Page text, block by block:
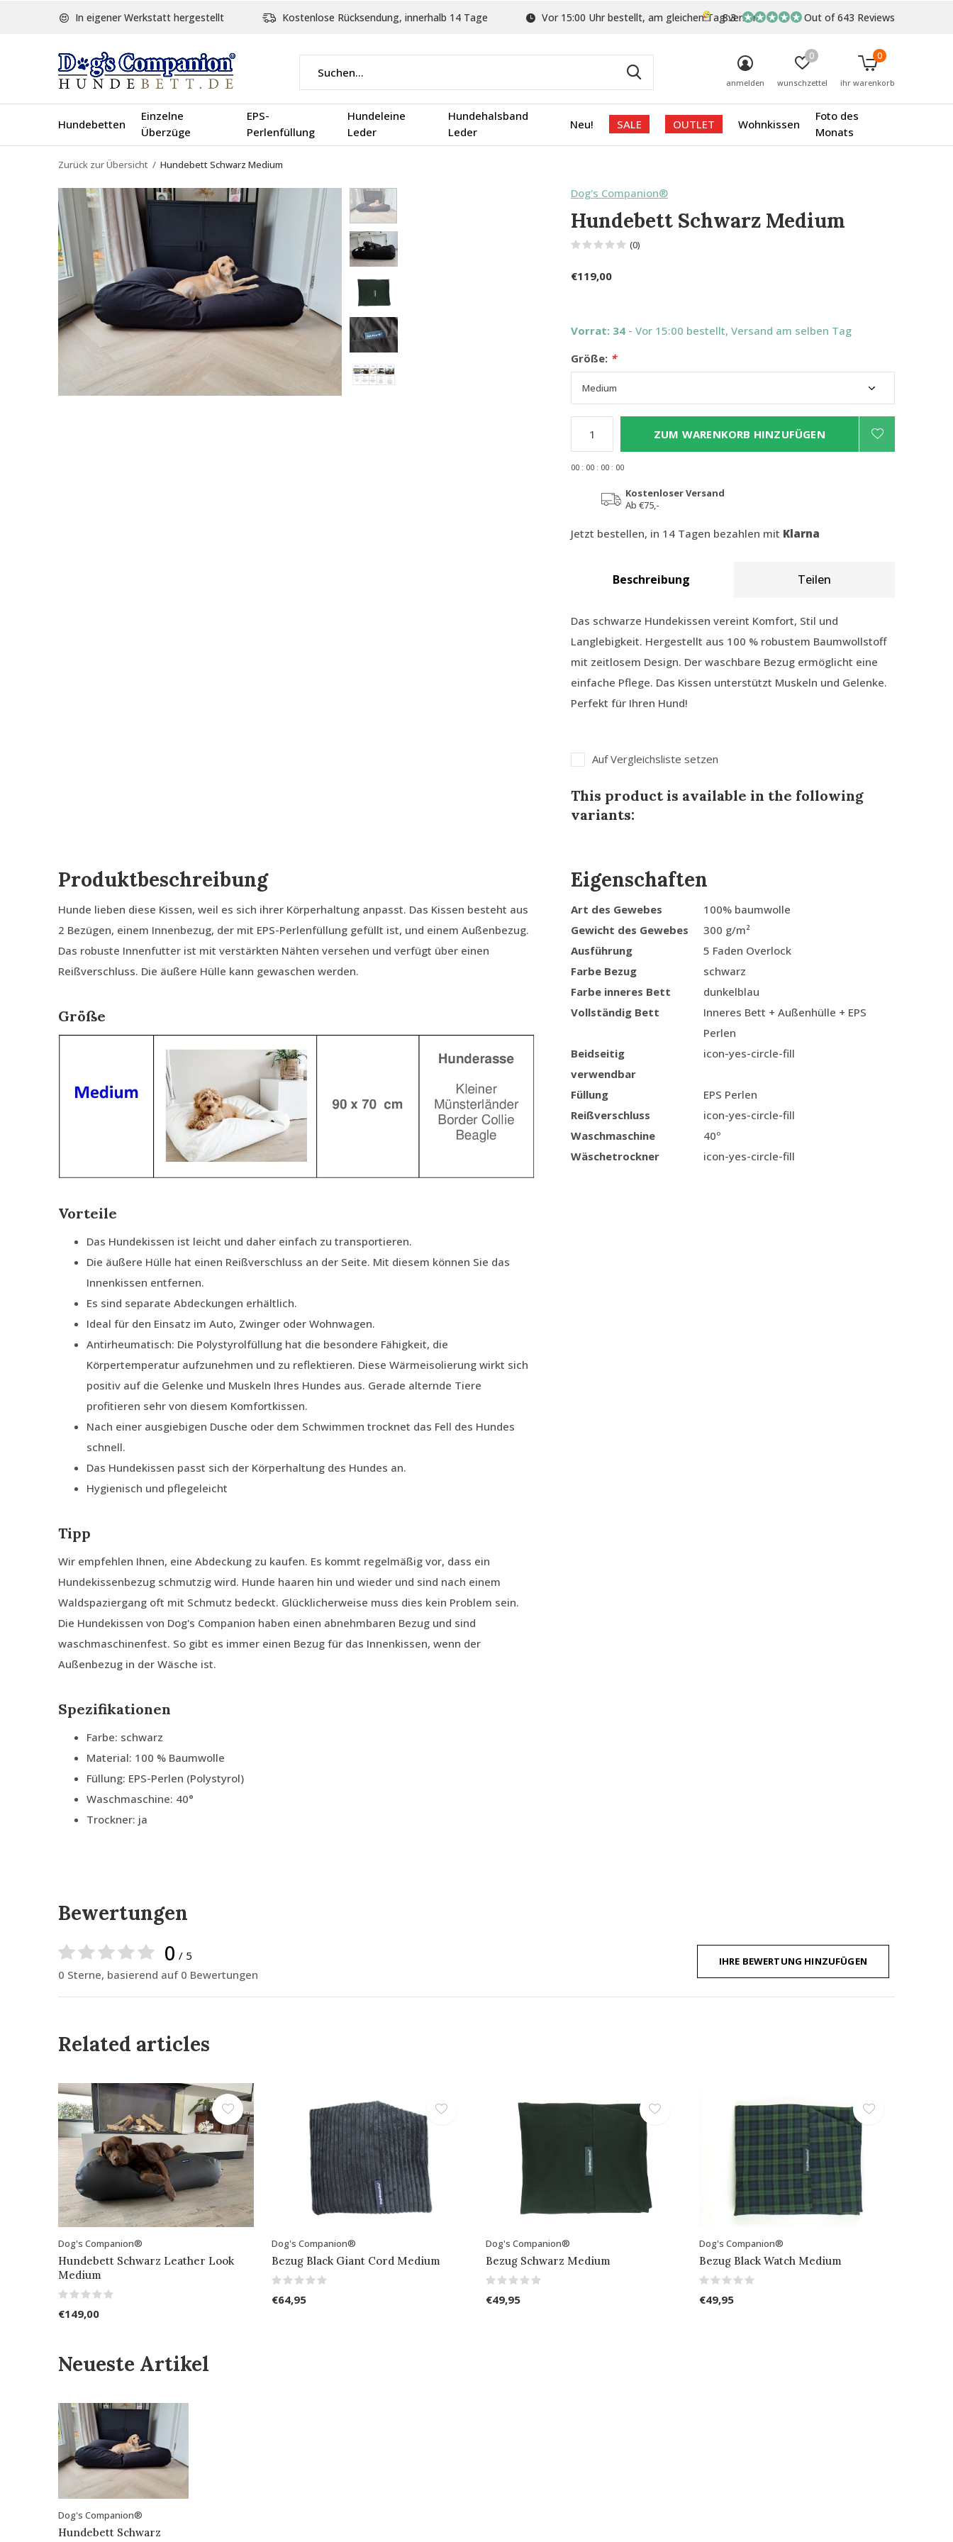
Hundebetten
Einzelne
Überzüge
EPS-
Perlenfüllung
Hundeleine
Leder
Hundehalsband
Leder
Neu! SALE OUTLET Wohnkissen
Foto des
Monats
anmelden wunschzettel
0
ihr warenkorb
0
In eigener Werkstatt hergestellt Kostenlose Rücksendung, innerhalb 14 Tage Vor 15:00 Uhr bestellt, am gleichen Tag versand
8.3 Out of 643 Reviews
Zurück zur Übersicht Hundebett Schwarz Medium
Dog's Companion®
Hundebett Schwarz Medium
(0)
€119,00
Vorrat: 34 - Vor 15:00 bestellt, Versand am selben Tag
Größe: *
ZUM WARENKORB HINZUFÜGEN
00 : 00 : 00 : 00
Kostenloser Versand
Ab €75,-
Jetzt bestellen, in 14 Tagen bezahlen mit Klarna
Beschreibung Teilen
Das schwarze Hundekissen vereint Komfort, Stil und
Langlebigkeit. Hergestellt aus 100 % robustem Baumwollstoff
mit zeitlosem Design. Der waschbare Bezug ermöglicht eine
einfache Pflege. Das Kissen unterstützt Muskeln und Gelenke.
Perfekt für Ihren Hund!
Auf Vergleichsliste setzen
This product is available in the following
variants:
Produktbeschreibung
Hunde lieben diese Kissen, weil es sich ihrer Körperhaltung anpasst. Das Kissen besteht aus
2 Bezügen, einem Innenbezug, der mit EPS-Perlenfüllung gefüllt ist, und einem Außenbezug.
Das robuste Innenfutter ist mit verstärkten Nähten versehen und verfügt über einen
Reißverschluss. Die äußere Hülle kann gewaschen werden.
Größe
Vorteile
Das Hundekissen ist leicht und daher einfach zu transportieren.
Die äußere Hülle hat einen Reißverschluss an der Seite. Mit diesem können Sie das
Innenkissen entfernen.
Es sind separate Abdeckungen erhältlich.
Ideal für den Einsatz im Auto, Zwinger oder Wohnwagen.
Antirheumatisch: Die Polystyrolfüllung hat die besondere Fähigkeit, die
Körpertemperatur aufzunehmen und zu reflektieren. Diese Wärmeisolierung wirkt sich
positiv auf die Gelenke und Muskeln Ihres Hundes aus. Gerade alternde Tiere
profitieren sehr von diesem Komfortkissen.
Nach einer ausgiebigen Dusche oder dem Schwimmen trocknet das Fell des Hundes
schnell.
Das Hundekissen passt sich der Körperhaltung des Hundes an.
Hygienisch und pflegeleicht
Tipp
Wir empfehlen Ihnen, eine Abdeckung zu kaufen. Es kommt regelmäßig vor, dass ein
Hundekissenbezug schmutzig wird. Hunde haaren hin und wieder und sind nach einem
Waldspaziergang oft mit Schmutz bedeckt. Glücklicherweise muss dies kein Problem sein.
Die Hundekissen von Dog's Companion haben einen abnehmbaren Bezug und sind
waschmaschinenfest. So gibt es immer einen Bezug für das Innenkissen, wenn der
Außenbezug in der Wäsche ist.
Spezifikationen
Farbe: schwarz
Material: 100 % Baumwolle
Füllung: EPS-Perlen (Polystyrol)
Waschmaschine: 40°
Trockner: ja
Eigenschaften
Art des Gewebes
100% baumwolle
Gewicht des Gewebes
300 g/m²
Ausführung
5 Faden Overlock
Farbe Bezug
schwarz
Farbe inneres Bett
dunkelblau
Vollständig Bett
Inneres Bett + Außenhülle + EPS
Perlen
Beidseitig
verwendbar
icon-yes-circle-fill
Füllung
EPS Perlen
Reißverschluss
icon-yes-circle-fill
Waschmaschine
40º
Wäschetrockner
icon-yes-circle-fill
Bewertungen
0 / 5
0 Sterne, basierend auf 0 Bewertungen
IHRE BEWERTUNG HINZUFÜGEN
Related articles
Dog's Companion®
Hundebett Schwarz Leather Look
Medium
€149,00
Dog's Companion®
Bezug Black Giant Cord Medium
€64,95
Dog's Companion®
Bezug Schwarz Medium
€49,95
Dog's Companion®
Bezug Black Watch Medium
€49,95
Neueste Artikel
Dog's Companion®
Hundebett Schwarz